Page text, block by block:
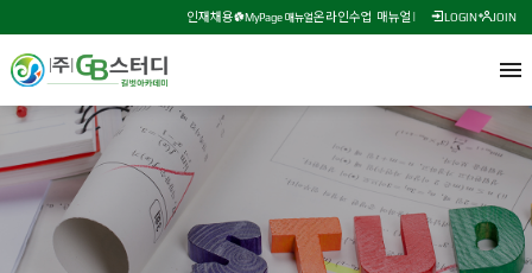
인재채용 MyPage 매뉴얼온라인수업 매뉴얼 LOGIN JOIN